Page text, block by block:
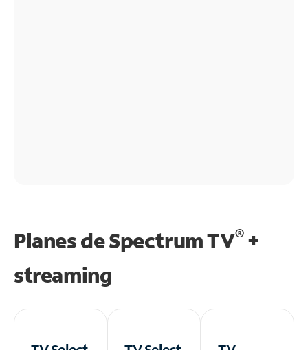
Planes de Spectrum TV®+
streaming